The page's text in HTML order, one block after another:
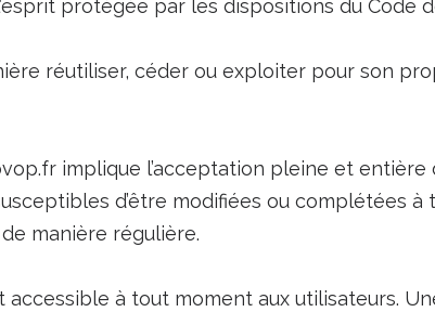
protégée par les dispositions du
réutiliser, céder ou exploiter pour son
implique l’acceptation pleine et
d’être modifiées ou complétées
manière régulière.
à tout moment aux utilisateurs.